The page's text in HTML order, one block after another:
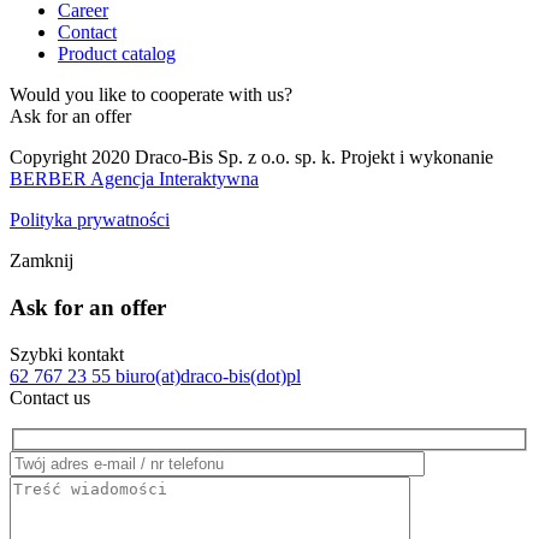
Career
Contact
Product catalog
Would you like to cooperate with us?
Ask for an offer
Copyright 2020 Draco-Bis Sp. z o.o. sp. k. Projekt i wykonanie
BERBER Agencja Interaktywna
Polityka prywatności
Zamknij
Ask for an offer
Szybki kontakt
62 767 23 55 biuro(at)draco-bis(dot)pl
Contact us